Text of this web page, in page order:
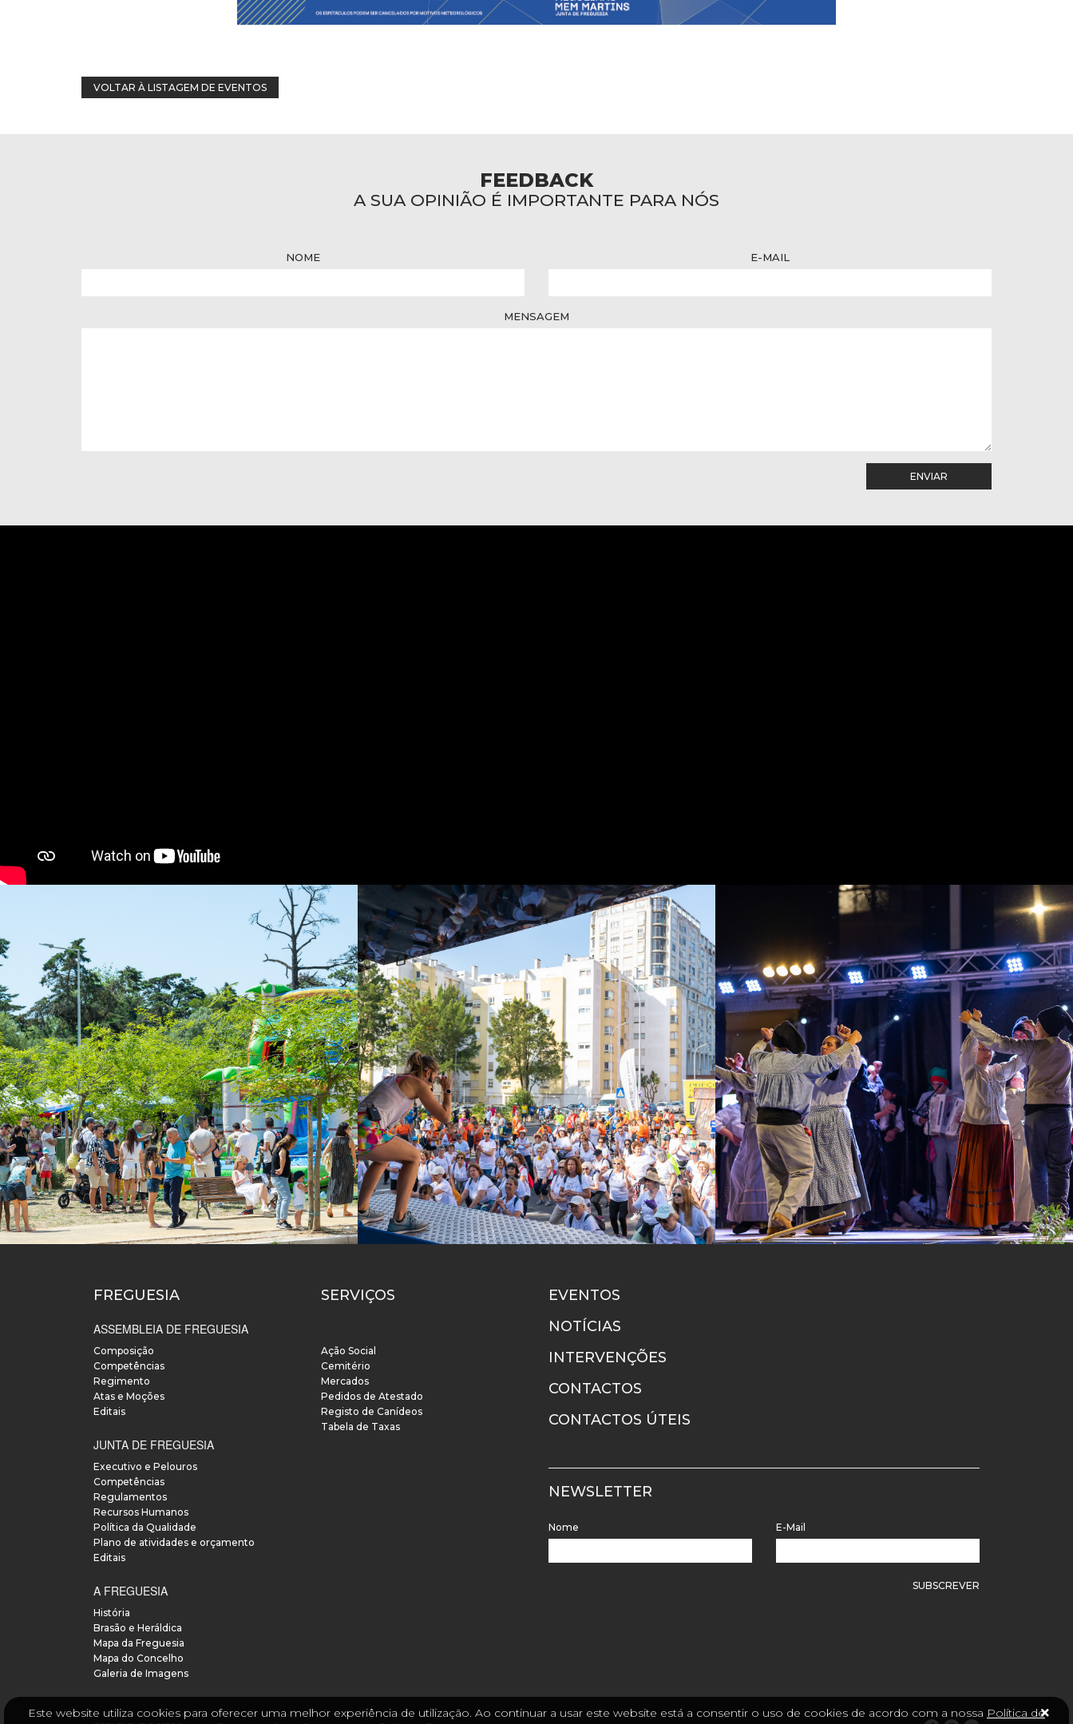
VOLTAR À LISTAGEM DE EVENTOS
FEEDBACK
A SUA OPINIÃO É IMPORTANTE PARA NÓS
NOME E-MAIL
MENSAGEM
ENVIAR
FREGUESIA
ASSEMBLEIA DE FREGUESIA
Composição
Competências
Regimento
Atas e Moções
Editais
JUNTA DE FREGUESIA
Executivo e Pelouros
Competências
Regulamentos
Recursos Humanos
Política da Qualidade
Plano de atividades e orçamento
Editais
A FREGUESIA
História
Brasão e Heráldica
Mapa da Freguesia
Mapa do Concelho
Galeria de Imagens
SERVIÇOS
Ação Social
Cemitério
Mercados
Pedidos de Atestado
Registo de Canídeos
Tabela de Taxas
EVENTOS
NOTÍCIAS
INTERVENÇÕES
CONTACTOS
CONTACTOS ÚTEIS
NEWSLETTER
Nome E-Mail
SUBSCREVER
Este website utiliza cookies para oferecer uma melhor experiência de utilização. Ao continuar a usar este website está a consentir o uso de cookies de acordo com a nossa Política de